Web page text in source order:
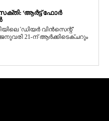
‘ആർട്ട് ഫോർ
'ഡിയർ വിൻസെന്റ്'
ജനുവരി 21-ന് ആർക്കിടെക്ചറും